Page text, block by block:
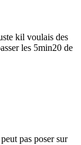
kil voulais des
les 5min20 de
pas poser sur